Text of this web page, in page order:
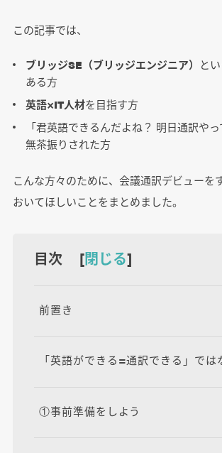
この記事では、
ブリッジSE（ブリッジエンジニア）
と
ある方
英語×IT人材を目指す方
「君英語できるんだよね？ 明日通訳や
無茶振りされた方
こんな方々のために、会議通訳デビューを
おいてほしいことをまとめました。
目次 [閉じる]
前置き
「英語ができる=通訳できる」では
①事前準備をしよう